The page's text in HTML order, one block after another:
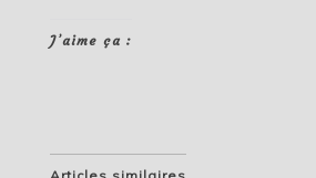
J’aime ça :